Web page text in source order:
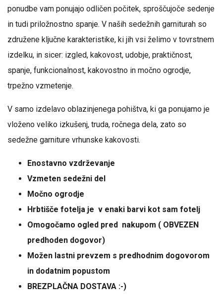
ponudbe vam ponujajo odličen počitek, sproščujoče sedenje
in tudi priložnostno spanje. V naših sedežnih garniturah so
združene ključne karakteristike, ki jih vsi želimo v tovrstnem
izdelku, in sicer: izgled, kakovost, udobje, praktičnost,
spanje, funkcionalnost, kakovostno in močno ogrodje,
trpežno vzmetenje.
V samo izdelavo oblazinjenega pohištva, ki ga ponujamo je
vloženo veliko izkušenj, truda, ročnega dela, zato so
sedežne garniture vrhunske kakovosti.
Enostavno vzdrževanje
Vzmeten sedežni del
Močno ogrodje
Hrbtišče fotelja je v enaki barvi kot sam fotelj
Omogočamo ogled pred nakupom ( OBVEZEN
predhoden dogovor)
Možen lastni prevzem s predhodnim dogovorom
in dodatnim popustom
BREZPLAČNA DOSTAVA :-)